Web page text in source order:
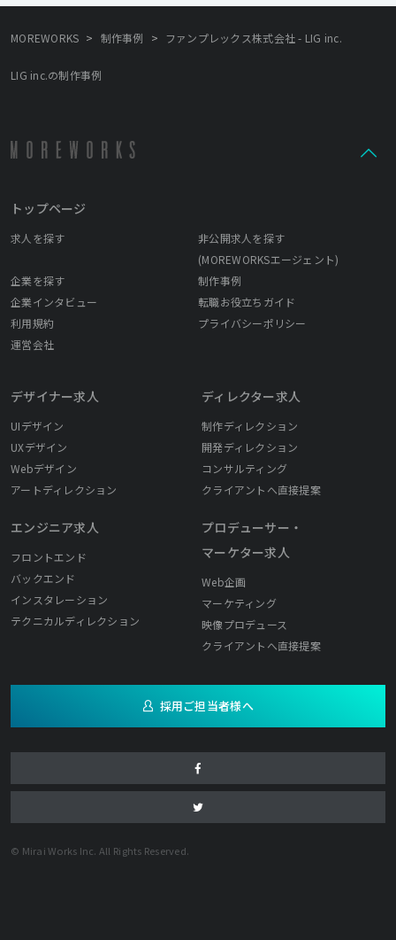
立し、その分野でのリーディングカンパニーを目指しています。
ことをミッションとしているものではありません。 変化が激しい
を生み出すことこそが、「Design × Consulting」です。 創業以来
多数の実績を持つ「Design」、コンサルティングファーム出身者
Consulting」においてクライアントのパートナーとなり、世の中
を変えていくことを目指しています。 【Life is Good】 企業が進
化してもLIGの理念は変わらぬ「Life is Good」。 LIGで働くこと
が自身や周りの人にとってGoodになるように！ それぞれのLife is
する環境があります。 知識を学び、人生を豊かにするお手伝いと
してクリエーターを育てる「Webクリエータースクール」の展開
などこれからも自分、ひいては誰かの課題を解決し、本当の「Life
MOREWORKS > 制作事例 > ファンプレックス株式会社 - LIG inc.
LIG inc.の制作事例
トップページ
求人を探す
非公開求人を探す
(MOREWORKSエージェント)
企業を探す
制作事例
企業インタビュー
転職お役立ちガイド
利用規約
プライバシーポリシー
運営会社
デザイナー求人
UIデザイン
UXデザイン
Webデザイン
アートディレクション
エンジニア求人
フロントエンド
バックエンド
インスタレーション
テクニカルディレクション
ディレクター求人
制作ディレクション
開発ディレクション
コンサルティング
クライアントへ直接提案
プロデューサー・
マーケター求人
Web企画
マーケティング
映像プロデュース
クライアントへ直接提案
採用ご担当者様へ
© Mirai Works Inc. All Rights Reserved.